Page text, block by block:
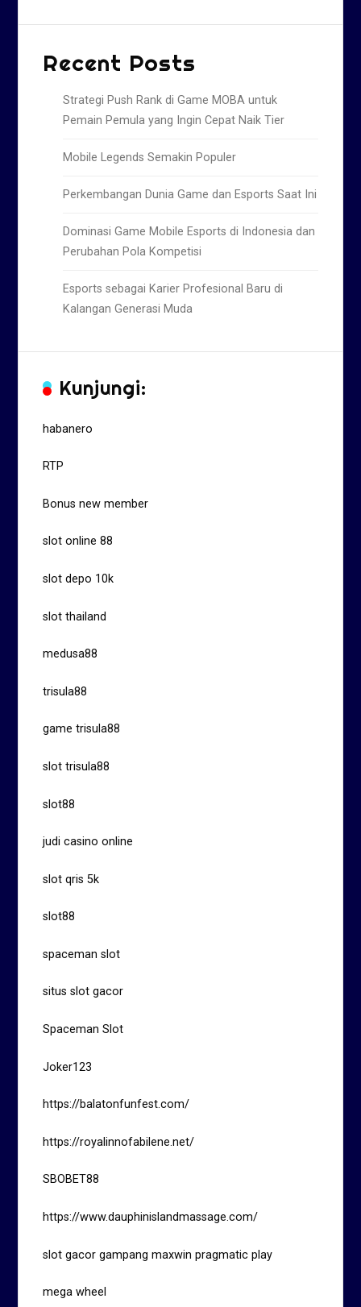
Recent Posts
Strategi Push Rank di Game MOBA untuk
Pemain Pemula yang Ingin Cepat Naik Tier
Mobile Legends Semakin Populer
Perkembangan Dunia Game dan Esports Saat Ini
Dominasi Game Mobile Esports di Indonesia dan
Perubahan Pola Kompetisi
Esports sebagai Karier Profesional Baru di
Kalangan Generasi Muda
Kunjungi:
habanero
RTP
Bonus new member
slot online 88
slot depo 10k
slot thailand
medusa88
trisula88
game trisula88
slot trisula88
slot88
judi casino online
slot qris 5k
slot88
spaceman slot
situs slot gacor
Spaceman Slot
Joker123
https://balatonfunfest.com/
https://royalinnofabilene.net/
SBOBET88
https://www.dauphinislandmassage.com/
slot gacor gampang maxwin pragmatic play
mega wheel